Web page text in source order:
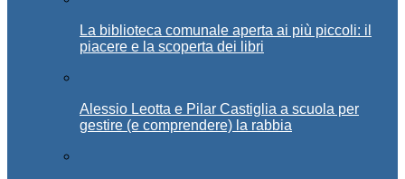
La biblioteca comunale aperta ai più piccoli: il
piacere e la scoperta dei libri
Alessio Leotta e Pilar Castiglia a scuola per
gestire (e comprendere) la rabbia